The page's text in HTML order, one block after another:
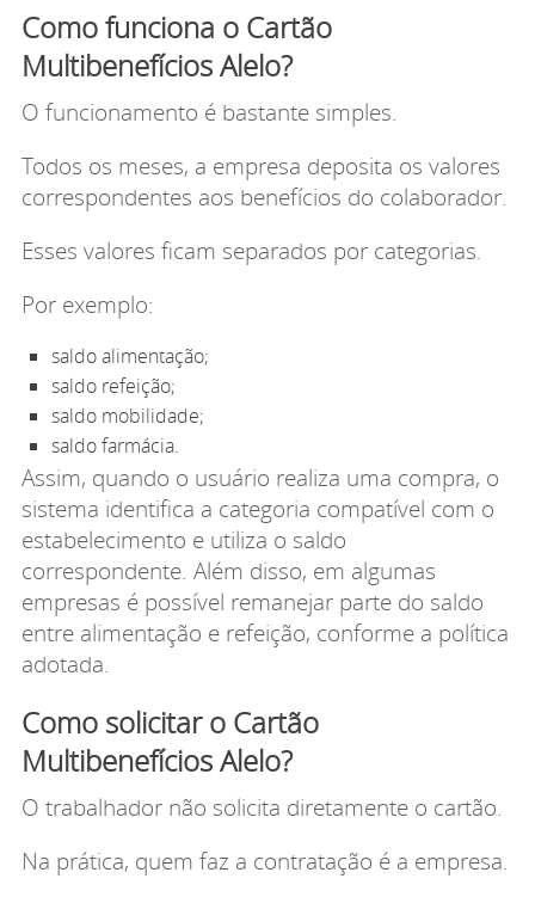
Como funciona o Cartão
Multibenefícios Alelo?
O funcionamento é bastante simples.
Todos os meses, a empresa deposita os valores
correspondentes aos benefícios do colaborador.
Esses valores ficam separados por categorias.
Por exemplo:
saldo alimentação;
saldo refeição;
saldo mobilidade;
saldo farmácia.
Assim, quando o usuário realiza uma compra, o
sistema identifica a categoria compatível com o
estabelecimento e utiliza o saldo
correspondente. Além disso, em algumas
empresas é possível remanejar parte do saldo
entre alimentação e refeição, conforme a política
adotada.
Como solicitar o Cartão
Multibenefícios Alelo?
O trabalhador não solicita diretamente o cartão.
Na prática, quem faz a contratação é a empresa.